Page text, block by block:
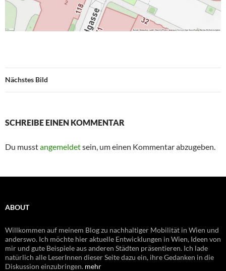
Nächstes Bild
SCHREIBE EINEN KOMMENTAR
Du musstangemeldetsein, um einen Kommentar abzugeben.
ABOUT
Willkommen auf meinem Blog zu nachhaltiger Mobilität in Wien und
anderswo. Ich möchte hier aktuelle Entwicklungen in Wien, Ideen von
mir und gute Beispiele aus anderen Städten präsentieren. Ich lade
natürlich alle LeserInnen dieser Seite dazu ein, ihre Gedanken in die
Diskussion einzubringen. mehr